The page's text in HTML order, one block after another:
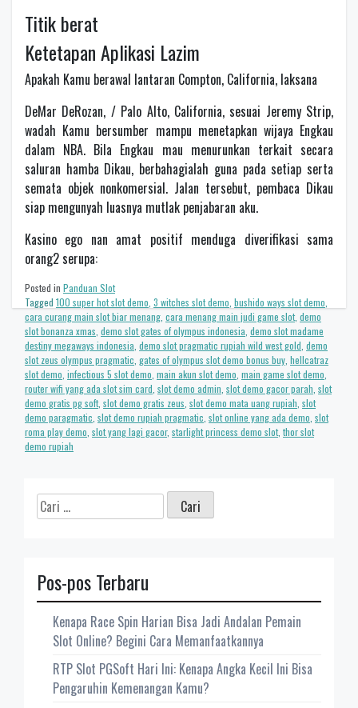
Titik berat
Ketetapan Aplikasi Lazim
Apakah Kamu berawal lantaran Compton, California, laksana
DeMar DeRozan, / Palo Alto, California, sesuai Jeremy Strip,
wadah Kamu bersumber mampu menetapkan wijaya Engkau
dalam NBA. Bila Engkau mau menurunkan terkait secara
saluran hamba Dikau, berbahagialah guna pada setiap serta
semata objek nonkomersial. Jalan tersebut, pembaca Dikau
siap mengunyah luasnya mutlak penjabaran aku.
Kasino ego nan amat positif menduga diverifikasi sama
orang2 serupa:
Posted in Panduan Slot
Tagged 100 super hot slot demo 3 witches slot demo bushido ways slot demo
cara curang main slot biar menang cara menang main judi game slot, demo
slot bonanza xmas demo slot gates of olympus indonesia demo slot madame
destiny megaways indonesia demo slot pragmatic rupiah wild west gold demo
slot zeus olympus pragmatic gates of olympus slot demo bonus buy hellcatraz
slot demo infectious 5 slot demo main akun slot demo main game slot demo
router wifi yang ada slot sim card slot demo admin slot demo gacor parah slot
demo gratis pg soft, slot demo gratis zeus slot demo mata uang rupiah slot
demo paragmatic slot demo rupiah pragmatic slot online yang ada demo slot
roma play demo slot yang lagi gacor, starlight princess demo slot, thor slot
demo rupiah
Cari
untuk:
Pos-pos Terbaru
Kenapa Race Spin Harian Bisa Jadi Andalan Pemain
Slot Online? Begini Cara Memanfaatkannya
RTP Slot PGSoft Hari Ini: Kenapa Angka Kecil Ini Bisa
Pengaruhin Kemenangan Kamu?